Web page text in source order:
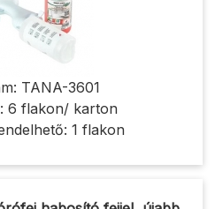
TANA-3601
6 flakon/ karton
1 flakon